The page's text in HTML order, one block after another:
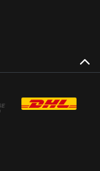
Tab
in neuem Tab
– öffnet in